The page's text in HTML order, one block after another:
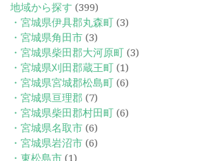
地域から探す (399)
・宮城県伊具郡丸森町 (3)
・宮城県角田市 (3)
・宮城県柴田郡大河原町 (3)
・宮城県刈田郡蔵王町 (1)
・宮城県宮城郡松島町 (6)
・宮城県亘理郡 (7)
・宮城県柴田郡村田町 (6)
・宮城県名取市 (6)
・宮城県岩沼市 (6)
・東松島市 (1)